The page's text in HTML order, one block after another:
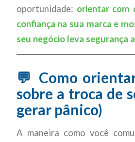
oportunidade: orientar com
confiança na sua marca e
seu negócio leva segurança
💬 Como
sobre a troca de
gerar pânico)
A maneira como você